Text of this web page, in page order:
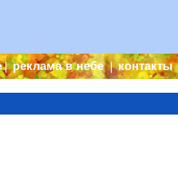
|реклама в небе|контакты